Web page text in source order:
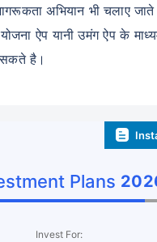
अभियान भी चलाए जाते
योजना ऐप यानी उमंग ऐप के
सकते है।
Plans
Invest For: